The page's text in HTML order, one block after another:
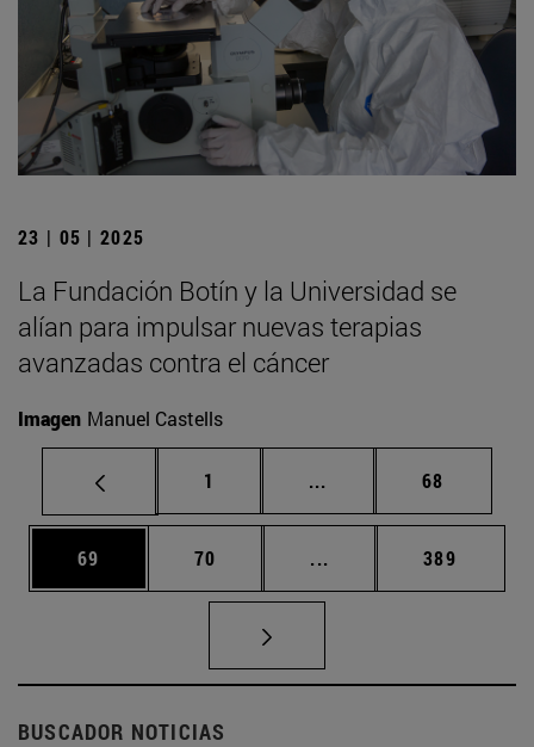
23 | 05 | 2025
La Fundación Botín y la Universidad se
alían para impulsar nuevas terapias
avanzadas contra el cáncer
Imagen Manuel Castells
Página
1 ... Páginas intermedias
Página
68
Página
69 Página
70 ... Páginas intermedias
Página
389
BUSCADOR NOTICIAS